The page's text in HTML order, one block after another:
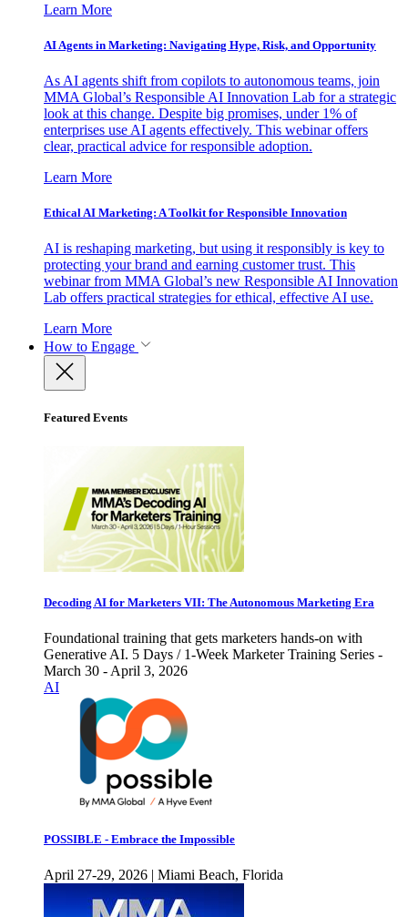
Learn More
AI Agents in Marketing: Navigating Hype, Risk, and Opportunity
As AI agents shift from copilots to autonomous teams, join
MMA Global’s Responsible AI Innovation Lab for a strategic
look at this change. Despite big promises, under 1% of
enterprises use AI agents effectively. This webinar offers
clear, practical advice for responsible adoption.
Learn More
Ethical AI Marketing: A Toolkit for Responsible Innovation
AI is reshaping marketing, but using it responsibly is key to
protecting your brand and earning customer trust. This
webinar from MMA Global’s new Responsible AI Innovation
Lab offers practical strategies for ethical, effective AI use.
Learn More
How to Engage
Featured Events
Decoding AI for Marketers VII: The Autonomous Marketing Era
Foundational training that gets marketers hands-on with
Generative AI. 5 Days / 1-Week Marketer Training Series -
March 30 - April 3, 2026
AI
POSSIBLE - Embrace the Impossible
April 27-29, 2026 | Miami Beach, Florida